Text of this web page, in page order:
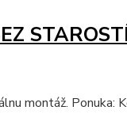
montáž.